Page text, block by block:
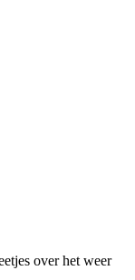
over het weer